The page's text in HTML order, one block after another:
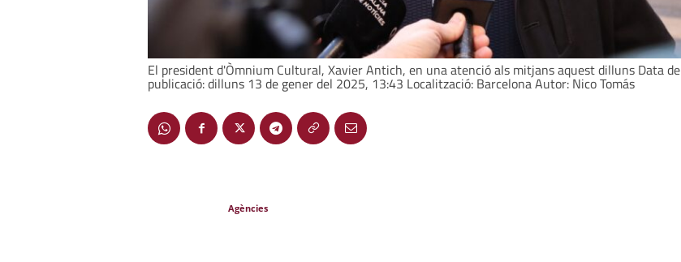
El president d'Òmnium Cultural, Xavier Antich, en una atenció als mitjans aquest dilluns Data de
publicació: dilluns 13 de gener del 2025, 13:43 Localització: Barcelona Autor: Nico Tomás
Agències